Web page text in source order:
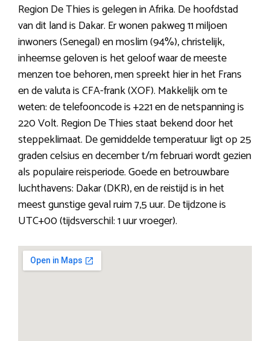
Region De Thies is gelegen in Afrika. De hoofdstad
van dit land is Dakar. Er wonen pakweg 11 miljoen
inwoners (Senegal) en moslim (94%), christelijk,
inheemse geloven is het geloof waar de meeste
menzen toe behoren, men spreekt hier in het Frans
en de valuta is CFA-frank (XOF). Makkelijk om te
weten: de telefooncode is +221 en de netspanning is
220 Volt. Region De Thies staat bekend door het
steppeklimaat. De gemiddelde temperatuur ligt op 25
graden celsius en december t/m februari wordt gezien
als populaire reisperiode. Goede en betrouwbare
luchthavens: Dakar (DKR), en de reistijd is in het
meest gunstige geval ruim 7,5 uur. De tijdzone is
UTC+00 (tijdsverschil: 1 uur vroeger).